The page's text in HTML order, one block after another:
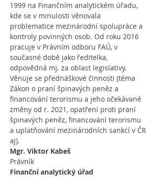
1999 na Finančním analytickém úřadu,
kde se v minulosti věnovala
problematice mezinárodní spolupráce a
kontroly povinných osob. Od roku 2016
pracuje v Právním odboru FAÚ, v
současné době jako ředitelka,
odpovědná mj. za oblast legislativy.
Věnuje se přednáškové činnosti (téma
Zákon o praní špinavých peněz a
financování terorismu a jeho očekávané
změny od r. 2021, opatření proti praní
špinavých peněz, financování terorismu
a uplatňování mezinárodních sankcí v ČR
aj).
Mgr. Viktor Kabeš
Právník
Finanční analytický úřad